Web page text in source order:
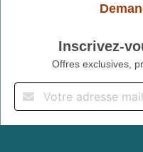
Inscrivez-
Offres exclusives,